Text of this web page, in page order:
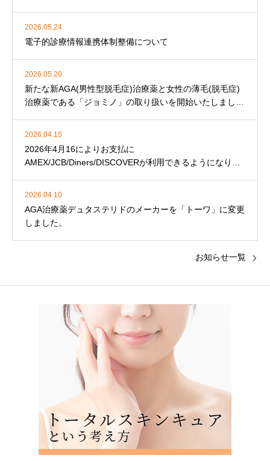
2026.05.24
電子的診療情報連携体制整備について
2026.05.20
新たな新AGA(男性型脱毛症)治療薬と女性の薄毛(脱毛症)
治療薬である「ジョミノ」の取り扱いを開始いたしまし
2026.04.15
2026年4月16によりお支払に
AMEX/JCB/Diners/DISCOVERが利用できるようになりま
2026.04.10
AGA治療薬デュタステリドのメーカーを「トーワ」に変更
しました。
お知らせ一覧